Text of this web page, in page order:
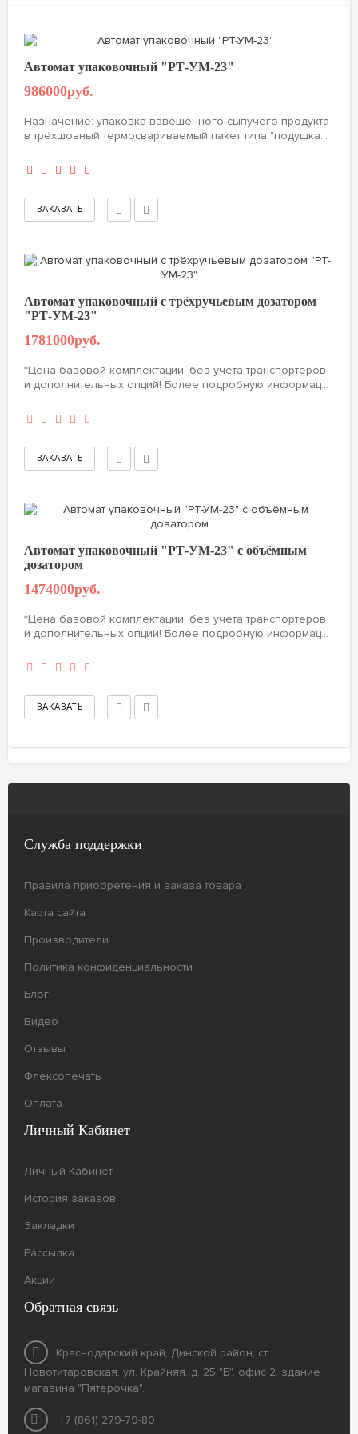
Автомат упаковочный "РТ-УМ-23"
986000руб.
Назначение: упаковка взвешенного сыпучего продукта
в трёхшовный термосвариваемый пакет типа "подушка...
Автомат упаковочный с трёхручьевым дозатором
"РТ-УМ-23"
1781000руб.
*Цена базовой комплектации, без учета транспортеров
и дополнительных опций! Более подробную информац...
Автомат упаковочный "РТ-УМ-23" с объёмным
дозатором
1474000руб.
*Цена базовой комплектации, без учета транспортеров
и дополнительных опций! Более подробную информац...
Служба поддержки
Правила приобретения и заказа товара
Карта сайта
Производители
Политика конфиденциальности
Блог
Видео
Отзывы
Флексопечать
Оплата
Личный Кабинет
Личный Кабинет
История заказов
Закладки
Рассылка
Акции
Обратная связь
Краснодарский край, Динской район, ст.
Новотитаровская, ул. Крайняя, д. 25 "Б", офис 2, здание
магазина "Пятерочка".
+7 (861) 279-79-80